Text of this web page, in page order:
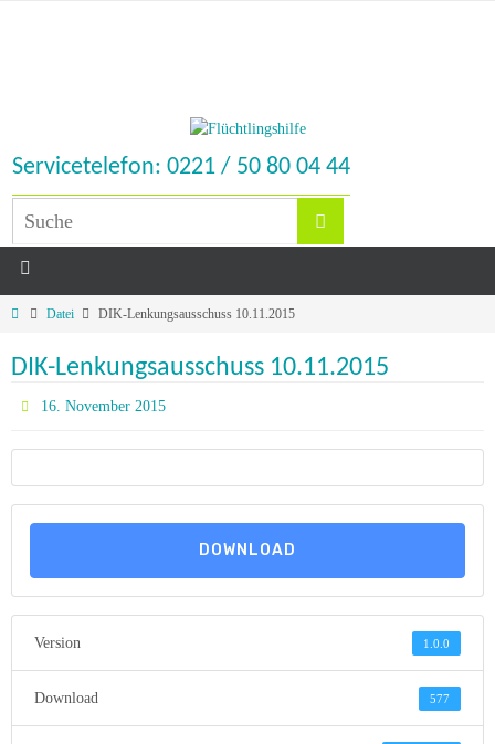
Servicetelefon: 0221 / 50 80 04 44
Datei DIK-Lenkungsausschuss 10.11.2015
DIK-Lenkungsausschuss 10.11.2015
16. November 2015
DOWNLOAD
Version 1.0.0
Download 577